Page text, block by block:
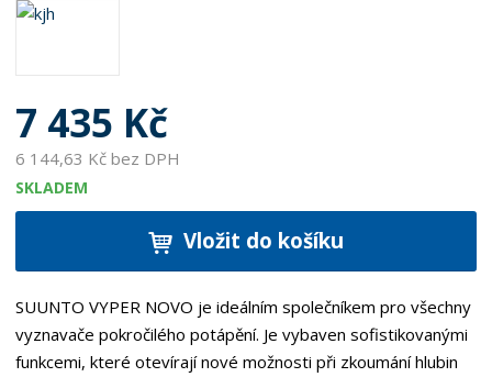
7 435 Kč
6 144,63 Kč bez DPH
SKLADEM
Vložit do košíku
SUUNTO VYPER NOVO je ideálním společníkem pro všechny
vyznavače pokročilého potápění. Je vybaven sofistikovanými
funkcemi, které otevírají nové možnosti při zkoumání hlubin